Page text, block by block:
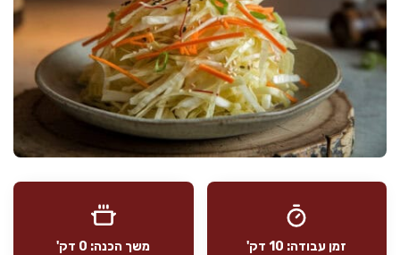
זמן עבודה: 10 דק' משך הכנה: 0 דק'